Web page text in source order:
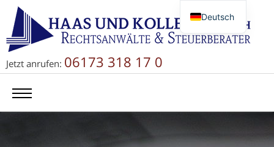
Jetzt anrufen: 06173 318 17 0
Deutsch
English
简体中文